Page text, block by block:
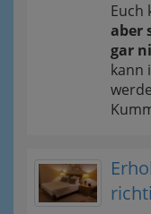
Euch
aber
gar
kann